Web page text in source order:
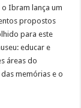
Ibram lança um
propostos
para este
educar e
áreas do
memórias e o